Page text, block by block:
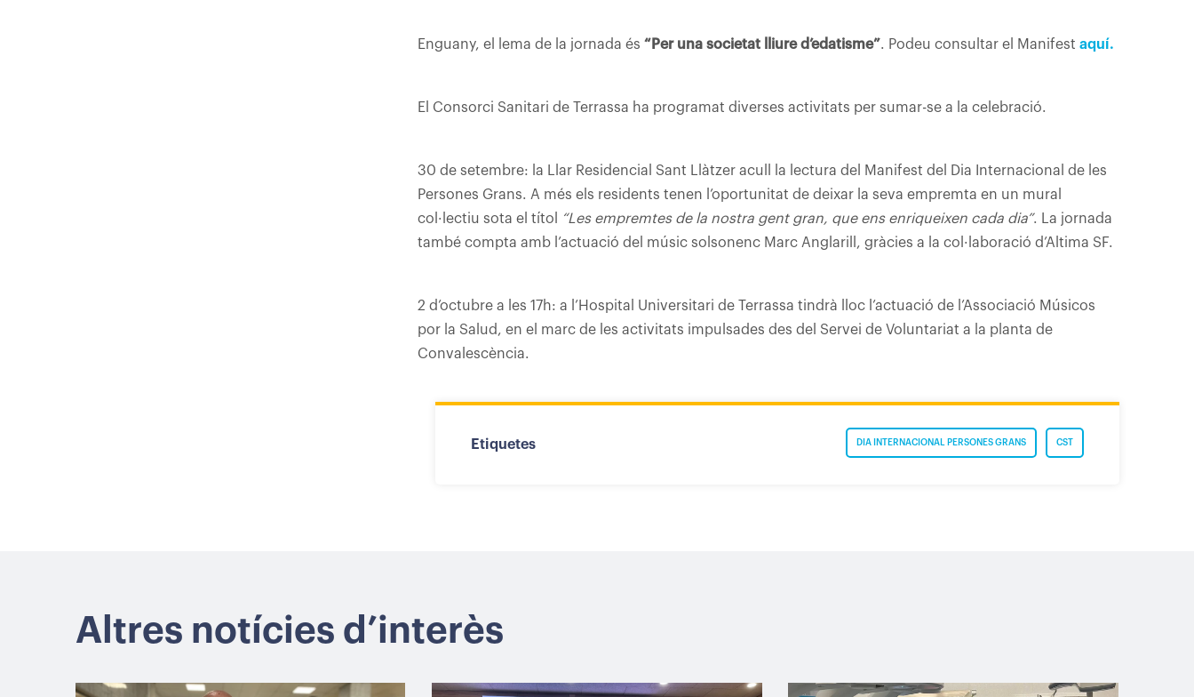
Enguany, el lema de la jornada és “Per una societat lliure d’edatisme”. Podeu consultar el Manifest aquí.
El Consorci Sanitari de Terrassa ha programat diverses activitats per sumar-se a la celebració.
30 de setembre: la Llar Residencial Sant Llàtzer acull la lectura del Manifest del Dia Internacional de les
Persones Grans. A més els residents tenen l’oportunitat de deixar la seva empremta en un mural
col·lectiu sota el títol
“Les empremtes de la nostra gent gran, que ens enriqueixen cada dia”. La jornada
també compta amb l’actuació del músic solsonenc Marc Anglarill, gràcies a la col·laboració d’Altima SF.
2 d’octubre a les 17h: a l’Hospital Universitari de Terrassa tindrà lloc l’actuació de l’Associació Músicos
por la Salud, en el marc de les activitats impulsades des del Servei de Voluntariat a la planta de
Convalescència.
Etiquetes CST
DIA INTERNACIONAL PERSONES GRANS
Altres notícies d’interès